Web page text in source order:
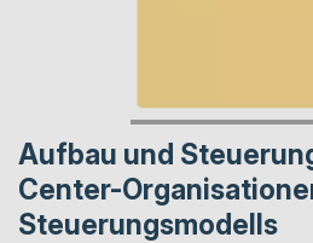
Aufbau und
Center-
Steuerungsmodells